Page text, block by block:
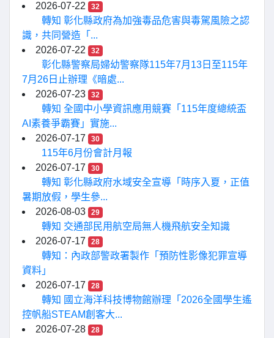
2026-07-22
32
轉知 彰化縣政府為加強毒品危害與毒駕風險之認
識，共同營造「...
2026-07-22
32
彰化縣警察局婦幼警察隊115年7月13日至115年
7月26日止辦理《暗處...
2026-07-23
32
轉知 全國中小學資訊應用競賽「115年度總統盃
AI素養爭霸賽」實施...
2026-07-17
30
115年6月份會計月報
2026-07-17
30
轉知 彰化縣政府水域安全宣導「時序入夏，正值
暑期放假，學生參...
2026-08-03
29
轉知 交通部民用航空局無人機飛航安全知識
2026-07-17
28
轉知：內政部警政署製作「預防性影像犯罪宣導
資料」
2026-07-17
28
轉知 國立海洋科技博物館辦理「2026全國學生遙
控帆船STEAM創客大...
2026-07-28
28